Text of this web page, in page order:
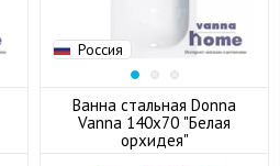
Россия
Ванна стальная Donna
Vanna 140x70 "Белая
орхидея"